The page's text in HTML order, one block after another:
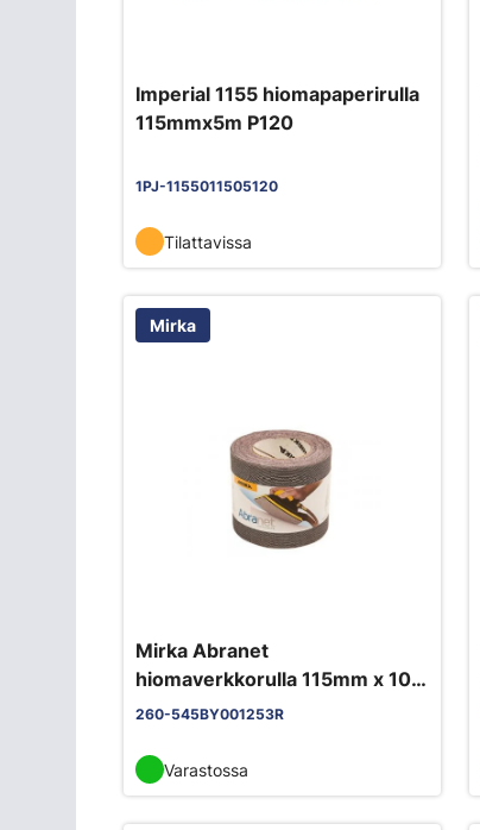
Imperial 1155 hiomapaperirulla
115mmx5m P120
1PJ-1155011505120
Tilattavissa
Mirka
Mirka Abranet
hiomaverkkorulla 115mm x 10m
tarra P240
260-545BY001253R
Varastossa